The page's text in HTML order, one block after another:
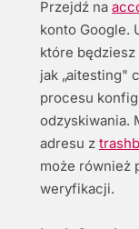
Przejdź na
konto Google.
które
jak „aitesting"
procesu
odzyskiwania.
adresu z
może również
weryfikacji.